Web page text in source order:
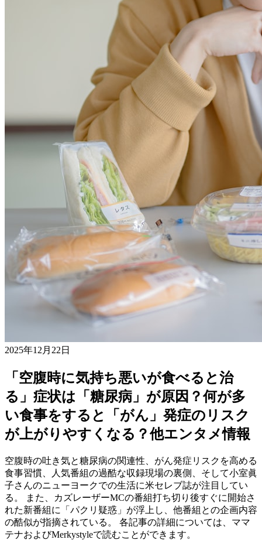
2025年12月22日
「空腹時に気持ち悪いが食べると治
る」症状は「糖尿病」が原因？何が多
い食事をすると「がん」発症のリスク
が上がりやすくなる？他エンタメ情報
空腹時の吐き気と糖尿病の関連性、がん発症リスクを高める
食事習慣、人気番組の過酷な収録現場の裏側、そして小室眞
子さんのニューヨークでの生活に米セレブ誌が注目してい
る。 また、カズレーザーMCの番組打ち切り後すぐに開始さ
れた新番組に「パクリ疑惑」が浮上し、他番組との企画内容
の酷似が指摘されている。 各記事の詳細については、ママ
テナおよびMerkystyleで読むことができます。